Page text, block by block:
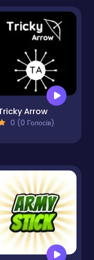
Arrow
0 (0 Голосів)